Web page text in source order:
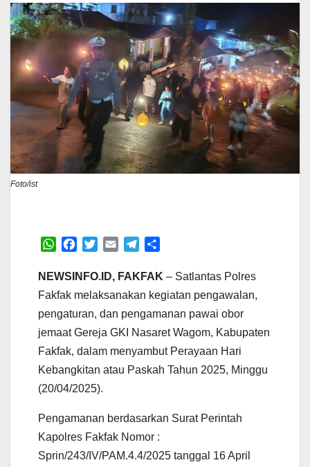
Foto/ist
W
a
t
A
p
p
c
o
o
k
i
t
e
r
a
l
r
a
m
a
e
NEWSINFO.ID, FAKFAK – Satlantas Polres
Fakfak melaksanakan kegiatan pengawalan,
pengaturan, dan pengamanan pawai obor
jemaat Gereja GKI Nasaret Wagom, Kabupaten
Fakfak, dalam menyambut Perayaan Hari
Kebangkitan atau Paskah Tahun 2025, Minggu
(20/04/2025).
Pengamanan berdasarkan Surat Perintah
Kapolres Fakfak Nomor :
Sprin/243/IV/PAM.4.4/2025 tanggal 16 April